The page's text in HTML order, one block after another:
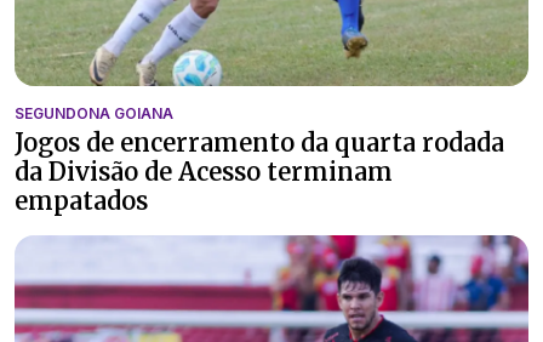
SEGUNDONA GOIANA
Jogos de encerramento da quarta rodada
da Divisão de Acesso terminam
empatados